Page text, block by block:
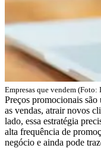
Empresas que vendem (Foto:
Preços promocionais
as vendas, atrair novos
lado, essa estratégia
alta frequência de
negócio e ainda pode